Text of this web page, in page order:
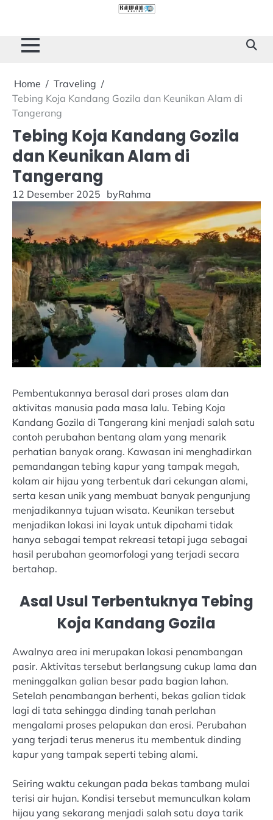
content
Home
Traveling
Tebing Koja Kandang Gozila dan Keunikan Alam di
Tangerang
Tebing Koja Kandang Gozila
dan Keunikan Alam di
Tangerang
12 Desember 2025 byRahma
Pembentukannya berasal dari proses alam dan
aktivitas manusia pada masa lalu. Tebing Koja
Kandang Gozila di Tangerang kini menjadi salah satu
contoh perubahan bentang alam yang menarik
perhatian banyak orang. Kawasan ini menghadirkan
pemandangan tebing kapur yang tampak megah,
kolam air hijau yang terbentuk dari cekungan alami,
serta kesan unik yang membuat banyak pengunjung
menjadikannya tujuan wisata. Keunikan tersebut
menjadikan lokasi ini layak untuk dipahami tidak
hanya sebagai tempat rekreasi tetapi juga sebagai
hasil perubahan geomorfologi yang terjadi secara
bertahap.
Asal Usul Terbentuknya Tebing
Koja Kandang Gozila
Awalnya area ini merupakan lokasi penambangan
pasir. Aktivitas tersebut berlangsung cukup lama dan
meninggalkan galian besar pada bagian lahan.
Setelah penambangan berhenti, bekas galian tidak
lagi di tata sehingga dinding tanah perlahan
mengalami proses pelapukan dan erosi. Perubahan
yang terjadi terus menerus itu membentuk dinding
kapur yang tampak seperti tebing alami.
Seiring waktu cekungan pada bekas tambang mulai
terisi air hujan. Kondisi tersebut memunculkan kolam
hijau yang sekarang menjadi salah satu daya tarik